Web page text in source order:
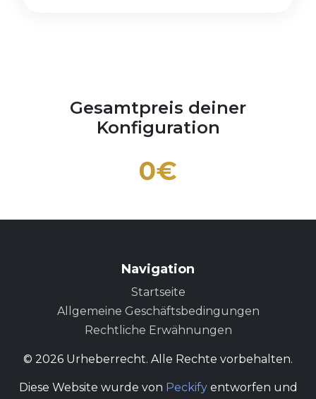
Gesamtpreis deiner
Konfiguration
0€
Navigation
Startseite
Allgemeine Geschäftsbedingungen
Rechtliche Erwähnungen
© 2026 Urheberrecht. Alle Rechte vorbehalten.
Diese Website wurde von Peckifyentworfen und